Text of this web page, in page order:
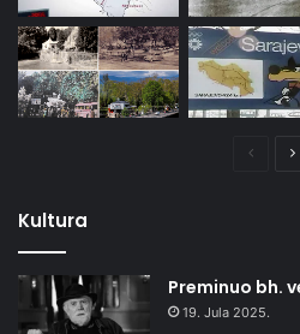
Kultura
Preminuo bh.
19. Jula 2025.